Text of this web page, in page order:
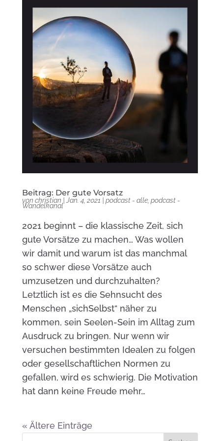
Beitrag: Der gute Vorsatz
von christian Jan. 4, 2021 podcast - alle, podcast -
Wandelkanal
2021 beginnt – die klassische Zeit, sich
gute Vorsätze zu machen… Was wollen
wir damit und warum ist das manchmal
so schwer diese Vorsätze auch
umzusetzen und durchzuhalten?
Letztlich ist es die Sehnsucht des
Menschen „sichSelbst“ näher zu
kommen, sein Seelen-Sein im Alltag zum
Ausdruck zu bringen. Nur wenn wir
versuchen bestimmten Idealen zu folgen
oder gesellschaftlichen Normen zu
gefallen, wird es schwierig. Die Motivation
hat dann keine Freude mehr…
« Ältere Einträge